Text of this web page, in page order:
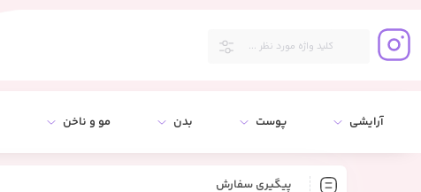
آرایشی پوست بدن مو و ناخن
پیگیری سفارش